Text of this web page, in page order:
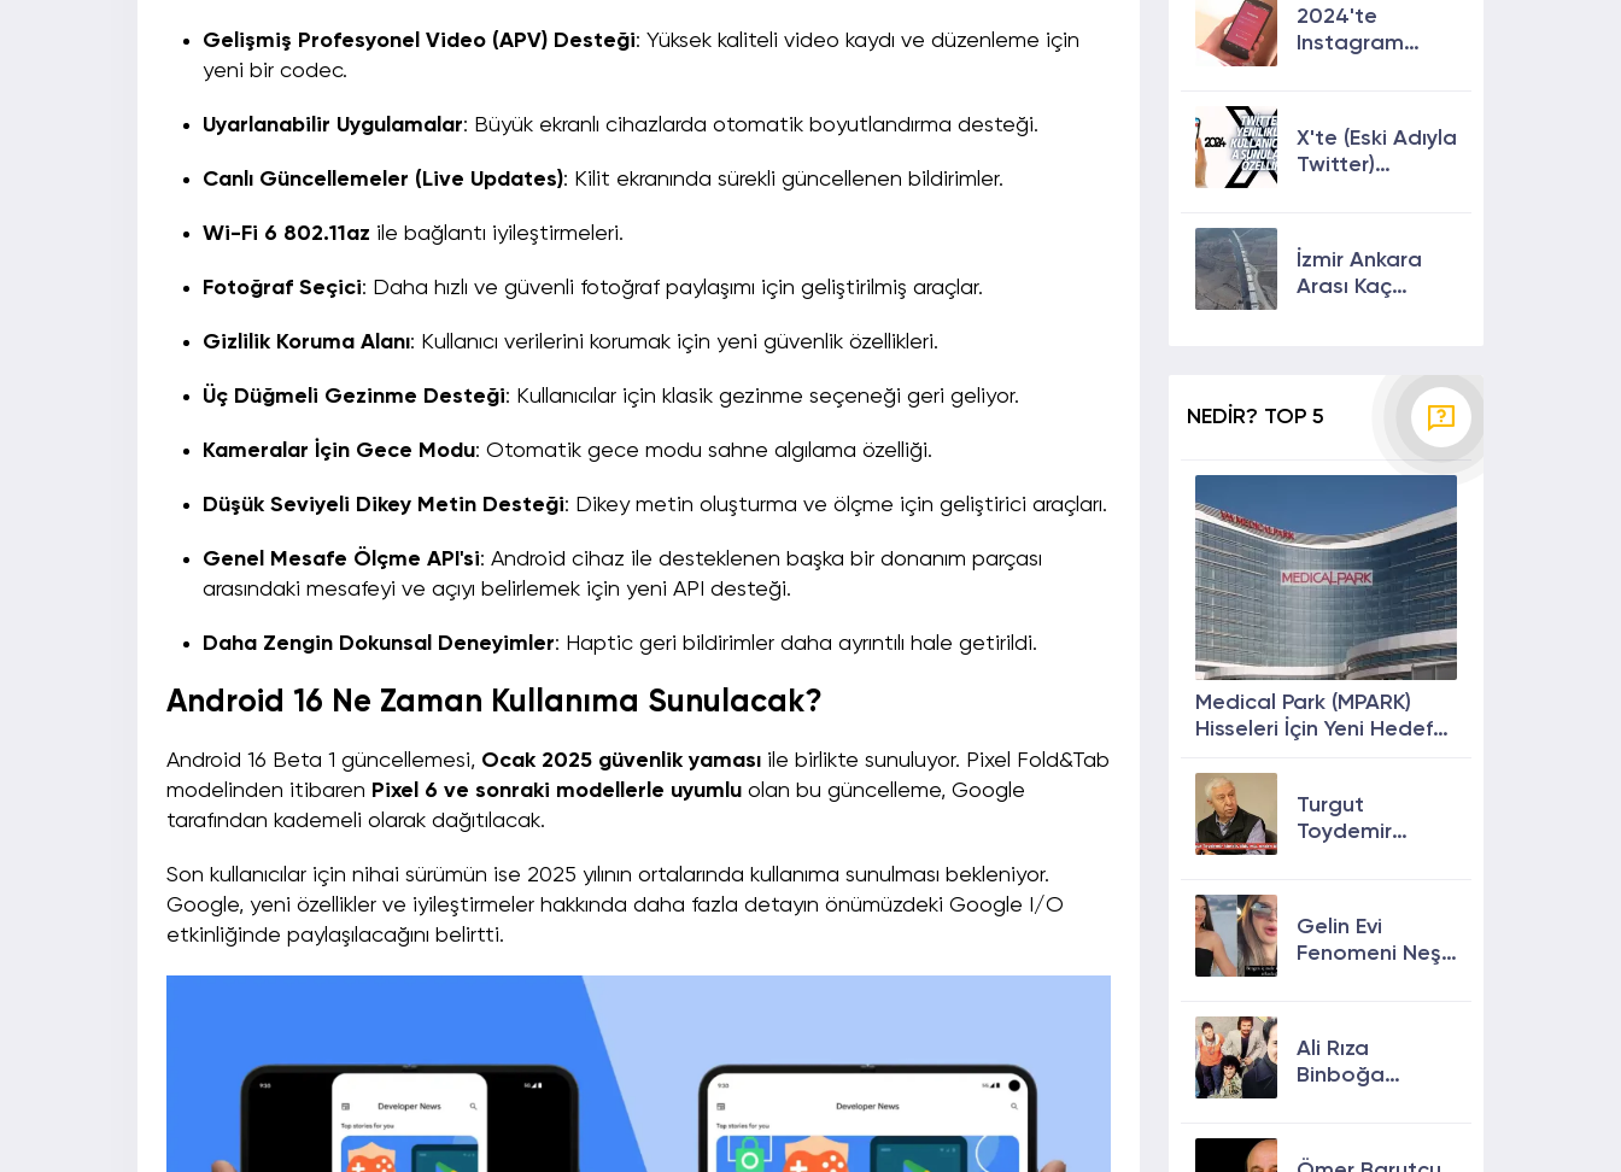
Gelişmiş Profesyonel Video (APV) Desteği: Yüksek kaliteli video kaydı ve düzenleme için
yeni bir codec.
Uyarlanabilir Uygulamalar: Büyük ekranlı cihazlarda otomatik boyutlandırma desteği.
Canlı Güncellemeler (Live Updates): Kilit ekranında sürekli güncellenen bildirimler.
Wi-Fi 6 802.11az ile bağlantı iyileştirmeleri.
Fotoğraf Seçici: Daha hızlı ve güvenli fotoğraf paylaşımı için geliştirilmiş araçlar.
Gizlilik Koruma Alanı: Kullanıcı verilerini korumak için yeni güvenlik özellikleri.
Üç Düğmeli Gezinme Desteği: Kullanıcılar için klasik gezinme seçeneği geri geliyor.
Kameralar İçin Gece Modu: Otomatik gece modu sahne algılama özelliği.
Düşük Seviyeli Dikey Metin Desteği: Dikey metin oluşturma ve ölçme için geliştirici araçları.
Genel Mesafe Ölçme API'si: Android cihaz ile desteklenen başka bir donanım parçası
arasındaki mesafeyi ve açıyı belirlemek için yeni API desteği.
Daha Zengin Dokunsal Deneyimler: Haptic geri bildirimler daha ayrıntılı hale getirildi.
Android 16 Ne Zaman Kullanıma Sunulacak?
Android 16 Beta 1 güncellemesi, Ocak 2025 güvenlik yaması ile birlikte sunuluyor. Pixel Fold&Tab
modelinden itibaren Pixel 6 ve sonraki modellerle uyumlu olan bu güncelleme, Google
tarafından kademeli olarak dağıtılacak.
Son kullanıcılar için nihai sürümün ise 2025 yılının ortalarında kullanıma sunulması bekleniyor.
Google, yeni özellikler ve iyileştirmeler hakkında daha fazla detayın önümüzdeki Google I/O
etkinliğinde paylaşılacağını belirtti.
2024'te
Instagram
Etkili Yolları!
X'te (Eski Adıyla
Twitter)
Sunulan Son
Özellikler 2024
İzmir Ankara
Arası Kaç
NEDİR? TOP 5
Medical Park (MPARK)
Hisseleri İçin Yeni Hedef
Potansiyeli
Turgut
Toydemir
Gelin Evi
Fenomeni Neşe
neden öldü?
Ali Rıza
Binboğa
Kalmasın